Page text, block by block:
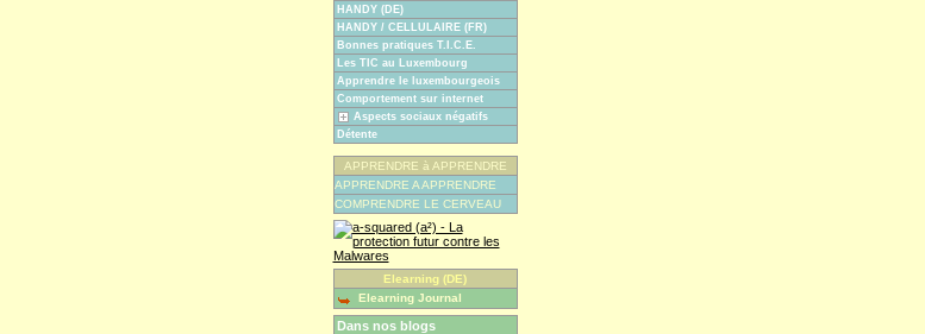
HANDY (DE)
HANDY / CELLULAIRE (FR)
Bonnes pratiques T.I.C.E.
Les TIC au Luxembourg
Apprendre le luxembourgeois
Comportement sur internet
Aspects sociaux négatifs
Détente
APPRENDRE à APPRENDRE
APPRENDRE A APPRENDRE
COMPRENDRE LE CERVEAU
Elearning (DE)
Elearning Journal
Dans nos blogs